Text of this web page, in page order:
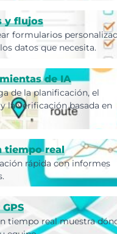
y flujos
formularios
datos que necesita.
de IA
de la planificación, el
la verificación basada en
tiempo real
rápida con informes
tiempo real muestra